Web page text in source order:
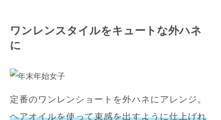
ワンレンスタイルをキュートな外ハネ
に
定番のワンレンショートを外ハネにアレンジ。
ヘアオイルを使って束感を出すように仕上げれ